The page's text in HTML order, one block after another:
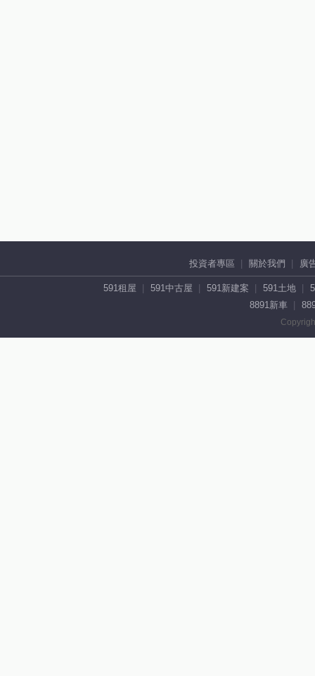
投資者專區 關於我們 廣
591租屋 591中古屋 591新建案 591土地
8891新車